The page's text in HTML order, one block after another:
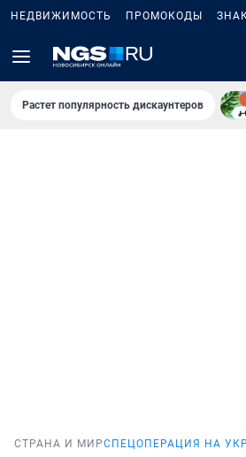
НЕДВИЖИМОСТЬ ПРОМОКОДЫ
Растет популярность дискаунтеров
СТРАНА И МИРСПЕЦОПЕРАЦИЯ НА